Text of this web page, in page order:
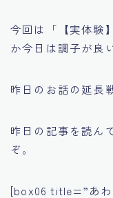
今回は「【実体験
か今日は調子が良
昨日のお話の延長
昨日の記事を読ん
ぞ。
[box06 title=”あわ